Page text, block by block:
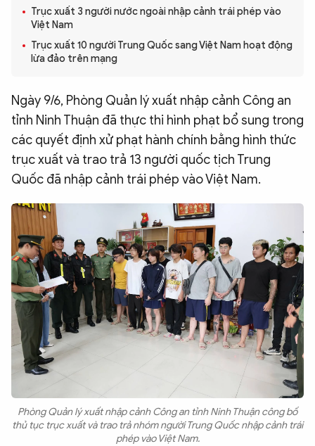
VĂN HÓA - THỂ THAO
ĐA PHƯƠNG TIỆN
eMagazine
Podcast
Video Ảnh
Infographic
Chuyên trang An ninh thế giớiVăn nghệ Công an
Chuyên đề
Trục xuất 3 người nước ngoài nhập cảnh trái phép vào
Việt Nam
Trục xuất 10 người Trung Quốc sang Việt Nam hoạt động
lừa đảo trên mạng
Ngày 9/6, Phòng Quản lý xuất nhập cảnh Công an
tỉnh Ninh Thuận đã thực thi hình phạt bổ sung trong
các quyết định xử phạt hành chính bằng hình thức
trục xuất và trao trả 13 người quốc tịch Trung
Quốc đã nhập cảnh trái phép vào Việt Nam.
Phòng Quản lý xuất nhập cảnh Công an tỉnh Ninh Thuận công bố
thủ tục trục xuất và trao trả nhóm người Trung Quốc nhập cảnh trái
phép vào Việt Nam.